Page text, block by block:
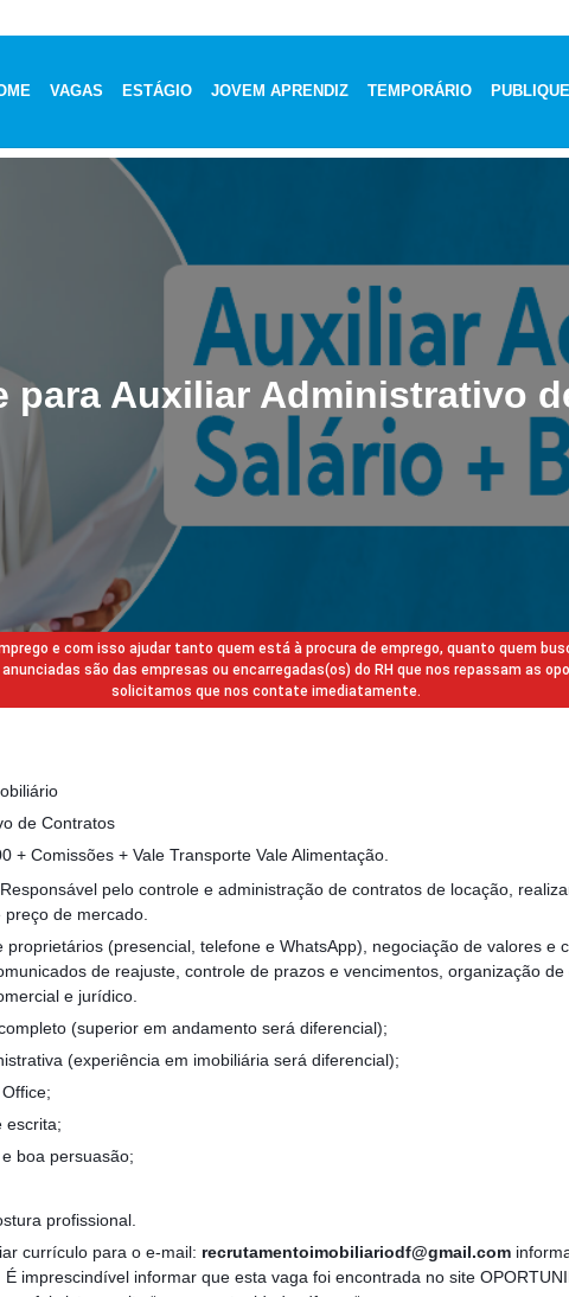
VAGAS ESTÁGIO JOVEM APRENDIZ TEMPORÁRIO
para Auxiliar Administrativo
e com isso ajudar tanto quem está à procura de emprego, quanto quem
são das empresas ou encarregadas(os) do RH que nos repassam as
solicitamos que nos contate imediatamente.
de Contratos
+ Comissões + Vale Transporte Vale Alimentação.
pelo controle e administração de contratos de locação,
de mercado.
proprietários (presencial, telefone e WhatsApp), negociação de valores e
de reajuste, controle de prazos e vencimentos, organização
e jurídico.
(superior em andamento será diferencial);
(experiência em imobiliária será diferencial);
escrita;
boa persuasão;
profissional.
currículo para o e-mail: recrutamentoimobiliariodf@gmail.com
imprescindível informar que esta vaga foi encontrada no site